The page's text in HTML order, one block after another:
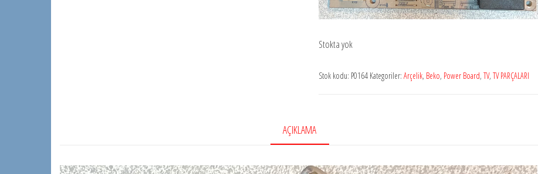
Stokta yok
Stok kodu: P0164 Kategoriler: Arçelik, Beko, Power Board, TV, TV PARÇALARI
AÇIKLAMA